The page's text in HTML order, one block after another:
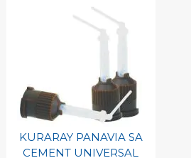
KURARAY PANAVIA SA
CEMENT UNIVERSAL